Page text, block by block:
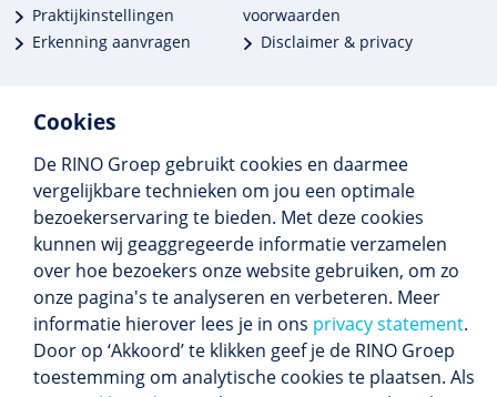
Cookies
De RINO Groep gebruikt cookies en daarmee
vergelijkbare technieken om jou een optimale
bezoekerservaring te bieden. Met deze cookies
kunnen wij geaggregeerde informatie verzamelen
over hoe bezoekers onze website gebruiken, om zo
onze pagina's te analyseren en verbeteren. Meer
informatie hierover lees je in ons privacy statement.
Door op ‘Akkoord’ te klikken geef je de RINO Groep
toestemming om analytische cookies te plaatsen. Als
Praktijkinstellingen
Erkenning aanvragen
voorwaarden
Disclaimer & privacy
Meer dan 250 opleidingen
Alle BIG-opleidingen in huis
Cedeo-erkend en CRKBO-geregistreerd
Gemiddelde beoordeling 8,4
Volg ons
Blijf op de hoogte van het (nieuwe) scholings­